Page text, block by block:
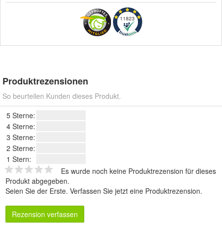
11823
Produktrezensionen
So beurteilen Kunden dieses Produkt.
5 Sterne:
4 Sterne:
3 Sterne:
2 Sterne:
1 Stern:
Es wurde noch keine Produktrezension für dieses
Produkt abgegeben.
Seien Sie der Erste. Verfassen Sie jetzt eine Produktrezension.
Rezension verfassen